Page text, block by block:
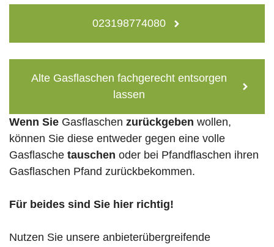
023198774080
Alte Gasflaschen fachgerecht entsorgen
lassen
Wenn Sie Gasflaschen zurückgeben wollen,
können Sie diese entweder gegen eine volle
Gasflasche tauschen oder bei Pfandflaschen ihren
Gasflaschen Pfand zurückbekommen.
Für beides sind Sie hier richtig!
Nutzen Sie unsere anbieterübergreifende